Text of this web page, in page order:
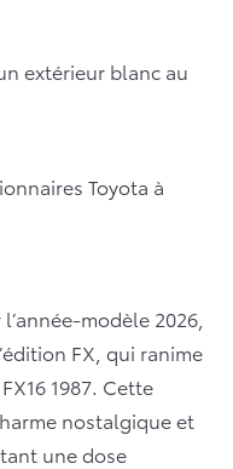
extérieur blanc au
Toyota à
l’année-modèle 2026,
FX, qui ranime
1987. Cette
nostalgique et
une dose